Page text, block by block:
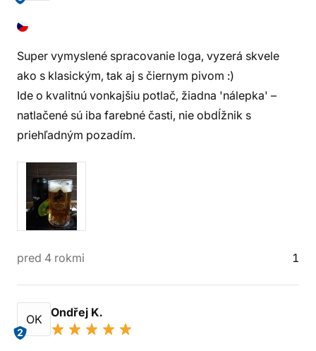
Super vymyslené spracovanie loga, vyzerá skvele
ako s klasickým, tak aj s čiernym pivom :)
Ide o kvalitnú vonkajšiu potlač, žiadna 'nálepka' –
natlačené sú iba farebné časti, nie obdĺžnik s
priehľadným pozadím.
pred 4 rokmi 1
OK
2
Ondřej K.